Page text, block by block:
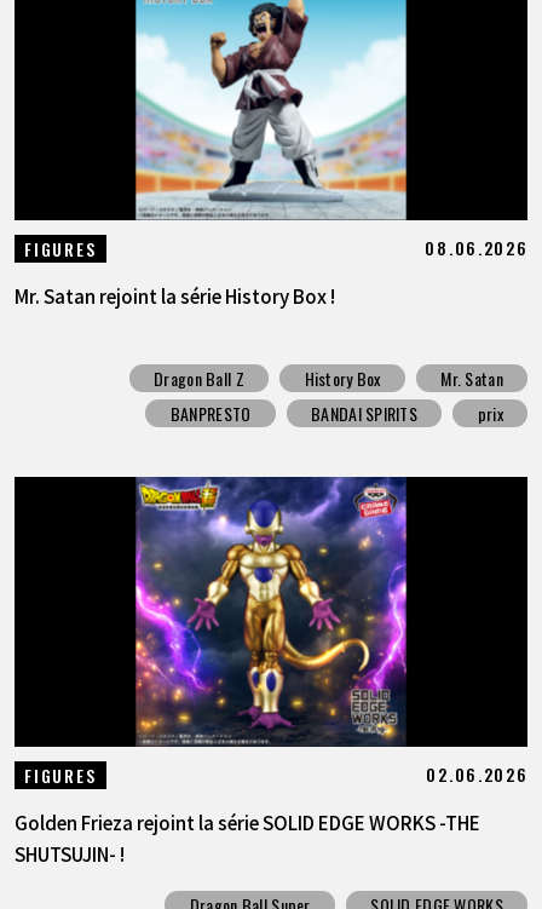
FIGURES 08.06.2026
Mr. Satan rejoint la série History Box !
Dragon Ball Z History Box
Mr. Satan
BANPRESTO
BANDAI SPIRITS prix
FIGURES 02.06.2026
Golden Frieza rejoint la série SOLID EDGE WORKS -THE
SHUTSUJIN- !